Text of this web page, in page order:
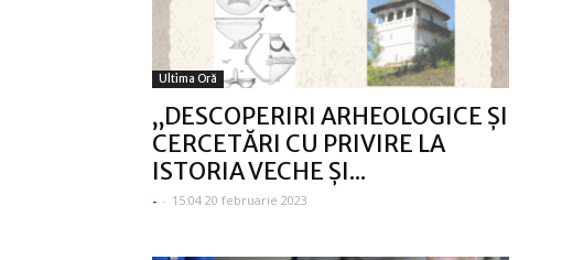
Ultima Oră
„DESCOPERIRI ARHEOLOGICE ȘI
CERCETĂRI CU PRIVIRE LA
ISTORIA VECHE ȘI...
- - 15:04 20 februarie 2023